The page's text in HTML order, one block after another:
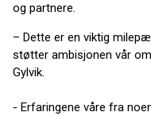
og partnere.
– Dette er en viktig
støtter ambisjonen vår
Gylvik.
- Erfaringene våre fra